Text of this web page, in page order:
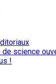
science
!